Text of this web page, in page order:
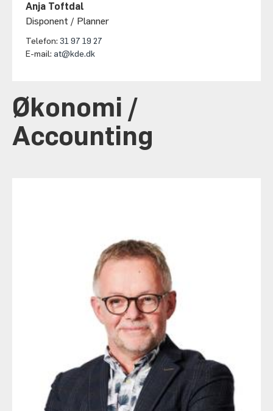
Anja Toftdal
Disponent / Planner
Telefon: 31 97 19 27
E-mail: at@kde.dk
Økonomi /
Accounting